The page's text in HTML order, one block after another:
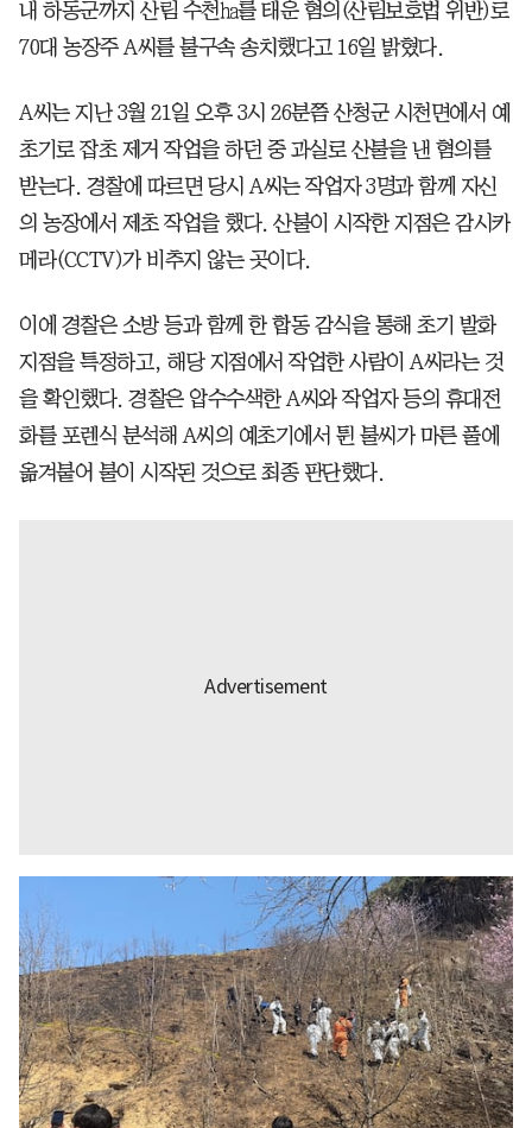
내 하동군까지 산림 수천㏊를 태운 혐의(산림보호법 위반)로
70대 농장주 A씨를 불구속 송치했다고 16일 밝혔다.
A씨는 지난 3월 21일 오후 3시 26분쯤 산청군 시천면에서 예
초기로 잡초 제거 작업을 하던 중 과실로 산불을 낸 혐의를
받는다. 경찰에 따르면 당시 A씨는 작업자 3명과 함께 자신
의 농장에서 제초 작업을 했다. 산불이 시작한 지점은 감시카
메라(CCTV)가 비추지 않는 곳이다.
이에 경찰은 소방 등과 함께 한 합동 감식을 통해 초기 발화
지점을 특정하고, 해당 지점에서 작업한 사람이 A씨라는 것
을 확인했다. 경찰은 압수수색한 A씨와 작업자 등의 휴대전
화를 포렌식 분석해 A씨의 예초기에서 튄 불씨가 마른 풀에
옮겨붙어 불이 시작된 것으로 최종 판단했다.